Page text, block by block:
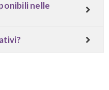
nelle